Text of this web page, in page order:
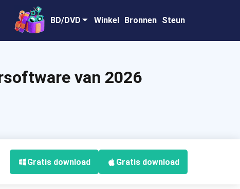
BD/DVD Winkel Bronnen Steun
van 2026
Gratis download Gratis download